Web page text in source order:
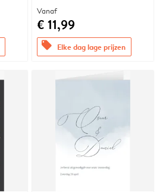
Vanaf
€ 11,99
offers Elke dag lage prijzen